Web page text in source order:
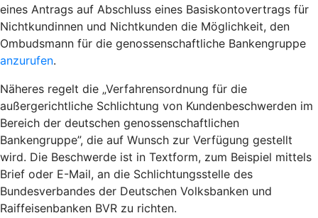
eines Antrags auf Abschluss eines Basiskontovertrags für
Nichtkundinnen und Nichtkunden die Möglichkeit, den
Ombudsmann für die genossenschaftliche Bankengruppe
anzurufen.
Näheres regelt die „Verfahrensordnung für die
außergerichtliche Schlichtung von Kundenbeschwerden im
Bereich der deutschen genossenschaftlichen
Bankengruppe”, die auf Wunsch zur Verfügung gestellt
wird. Die Beschwerde ist in Textform, zum Beispiel mittels
Brief oder E-Mail, an die Schlichtungsstelle des
Bundesverbandes der Deutschen Volksbanken und
Raiffeisenbanken BVR zu richten.